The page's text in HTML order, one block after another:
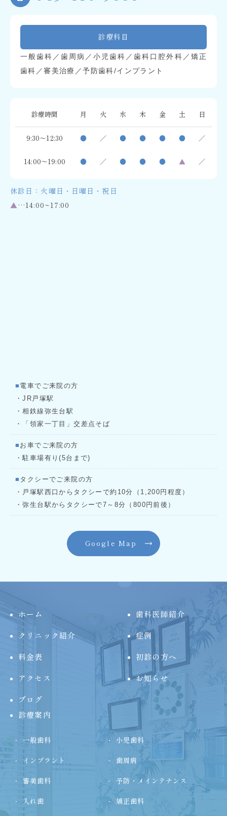
診療科目
一般歯科／歯周病／小児歯科／歯科口腔外科／矯正
歯科／審美治療／予防歯科/インプラント
診療時間 月 火 水 木 金 土 日
9:30～12:30 ● ／ ● ● ● ● ／
14:00～19:00 ● ／ ● ● ● ▲ ／
休診日：火曜日・日曜日・祝日
▲ …14:00~17:00
■ 電車でご来院の方
・JR戸塚駅
・相鉄線弥生台駅
・「領家一丁目」交差点そば
■ お車でご来院の方
・駐車場有り(5台まで)
■ タクシーでご来院の方
・戸塚駅西口からタクシーで約10分（1,200円程度）
・弥生台駅からタクシーで7～8分（800円前後）
Google Map
ホーム 歯科医師紹介
クリニック紹介 症例
料金表 初診の方へ
アクセス お知らせ
ブログ
診療案内
一般歯科 小児歯科
インプラント 歯周病
審美歯科 予防・メインテナンス
入れ歯 矯正歯科